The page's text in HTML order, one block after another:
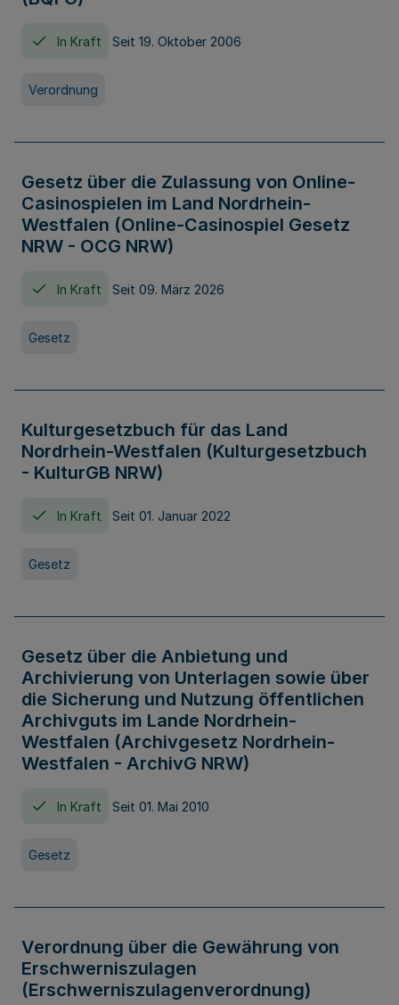
In Kraft Seit 19. Oktober 2006
Verordnung
Gesetz über die Zulassung von Online-
Casinospielen im Land Nordrhein-
Westfalen (Online-Casinospiel Gesetz
NRW - OCG NRW)
In Kraft Seit 09. März 2026
Gesetz
Kulturgesetzbuch für das Land
Nordrhein-Westfalen (Kulturgesetzbuch
- KulturGB NRW)
In Kraft Seit 01. Januar 2022
Gesetz
Gesetz über die Anbietung und
Archivierung von Unterlagen sowie über
die Sicherung und Nutzung öffentlichen
Archivguts im Lande Nordrhein-
Westfalen (Archivgesetz Nordrhein-
Westfalen - ArchivG NRW)
In Kraft Seit 01. Mai 2010
Gesetz
Verordnung über die Gewährung von
Erschwerniszulagen
(Erschwerniszulagenverordnung)